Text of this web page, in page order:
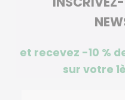
et recevez -10 %
sur votre